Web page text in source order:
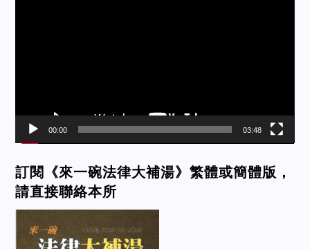
00:00 03:48
訂閱《來一碗法律大補湯》繁體或簡體版，
請直接聯絡本所